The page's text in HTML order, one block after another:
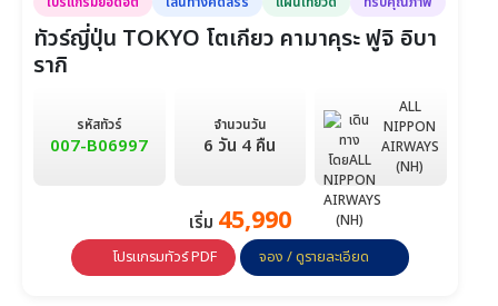
ทัวร์ญี่ปุ่น TOKYO โตเกียว คามาคุระ ฟูจิ อิบา
รากิ
รหัสทัวร์
007-B06997
จำนวนวัน
6 วัน 4 คืน
ALL
NIPPON
AIRWAYS
(NH)
เริ่ม 45,990
โปรแกรมทัวร์ PDF จอง / ดูรายละเอียด